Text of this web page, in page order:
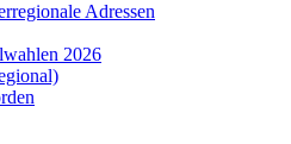
Adressen
2026